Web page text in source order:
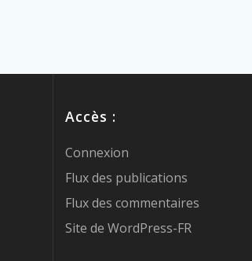
Accès :
Connexion
Flux des publications
Flux des commentaires
Site de WordPress-FR